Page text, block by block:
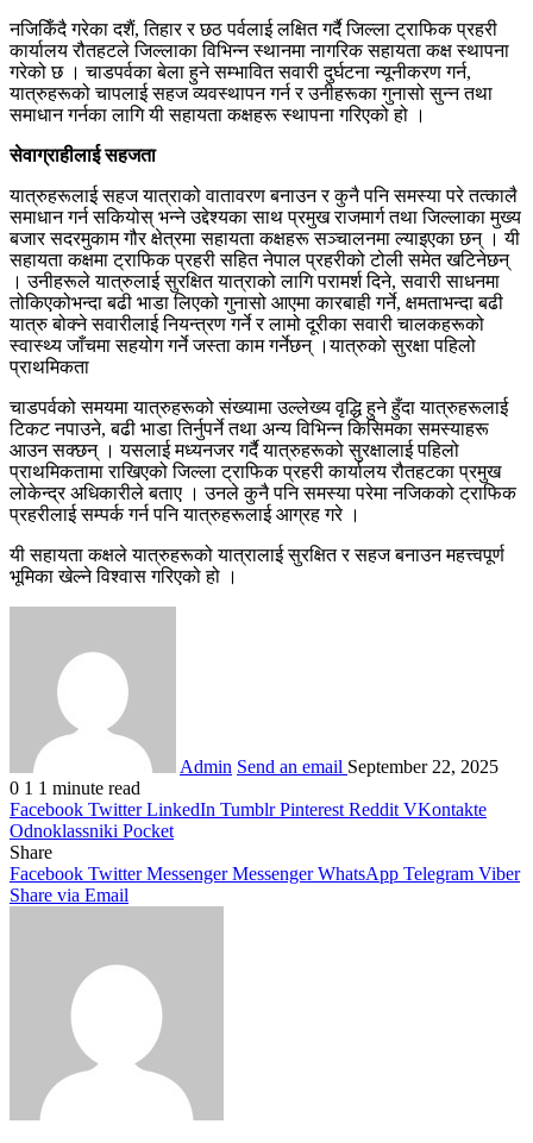
नजिकिँदै गरेका दशैं, तिहार र छठ पर्वलाई लक्षित गर्दै जिल्ला ट्राफिक प्रहरी
कार्यालय रौतहटले जिल्लाका विभिन्न स्थानमा नागरिक सहायता कक्ष स्थापना
गरेको छ । चाडपर्वका बेला हुने सम्भावित सवारी दुर्घटना न्यूनीकरण गर्न,
यात्रुहरूको चापलाई सहज व्यवस्थापन गर्न र उनीहरूका गुनासो सुन्न तथा
समाधान गर्नका लागि यी सहायता कक्षहरू स्थापना गरिएको हो ।
सेवाग्राहीलाई सहजता
यात्रुहरूलाई सहज यात्राको वातावरण बनाउन र कुनै पनि समस्या परे तत्कालै
समाधान गर्न सकियोस् भन्ने उद्देश्यका साथ प्रमुख राजमार्ग तथा जिल्लाका मुख्य
बजार सदरमुकाम गौर क्षेत्रमा सहायता कक्षहरू सञ्चालनमा ल्याइएका छन् । यी
सहायता कक्षमा ट्राफिक प्रहरी सहित नेपाल प्रहरीको टोली समेत खटिनेछन्
। उनीहरूले यात्रुलाई सुरक्षित यात्राको लागि परामर्श दिने, सवारी साधनमा
तोकिएकोभन्दा बढी भाडा लिएको गुनासो आएमा कारबाही गर्ने, क्षमताभन्दा बढी
यात्रु बोक्ने सवारीलाई नियन्त्रण गर्ने र लामो दूरीका सवारी चालकहरूको
स्वास्थ्य जाँचमा सहयोग गर्ने जस्ता काम गर्नेछन् ।यात्रुको सुरक्षा पहिलो
प्राथमिकता
चाडपर्वको समयमा यात्रुहरूको संख्यामा उल्लेख्य वृद्धि हुने हुँदा यात्रुहरूलाई
टिकट नपाउने, बढी भाडा तिर्नुपर्ने तथा अन्य विभिन्न किसिमका समस्याहरू
आउन सक्छन् । यसलाई मध्यनजर गर्दै यात्रुहरूको सुरक्षालाई पहिलो
प्राथमिकतामा राखिएको जिल्ला ट्राफिक प्रहरी कार्यालय रौतहटका प्रमुख
लोकेन्द्र अधिकारीले बताए । उनले कुनै पनि समस्या परेमा नजिकको ट्राफिक
प्रहरीलाई सम्पर्क गर्न पनि यात्रुहरूलाई आग्रह गरे ।
यी सहायता कक्षले यात्रुहरूको यात्रालाई सुरक्षित र सहज बनाउन महत्त्वपूर्ण
भूमिका खेल्ने विश्वास गरिएको हो ।
Admin Send an email September 22, 2025
0 1 1 minute read
Facebook Twitter LinkedIn Tumblr Pinterest Reddit VKontakte
Odnoklassniki Pocket
Share
Facebook Twitter Messenger Messenger WhatsApp Telegram Viber
Share via Email